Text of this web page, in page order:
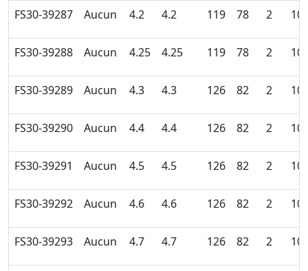
FS30-39287 Aucun 4.2 4.2 119 78 2 10
FS30-39288 Aucun 4.25 4.25 119 78 2 10
FS30-39289 Aucun 4.3 4.3 126 82 2 10
FS30-39290 Aucun 4.4 4.4 126 82 2 10
FS30-39291 Aucun 4.5 4.5 126 82 2 10
FS30-39292 Aucun 4.6 4.6 126 82 2 10
FS30-39293 Aucun 4.7 4.7 126 82 2 10